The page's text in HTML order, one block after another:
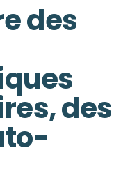
des
des